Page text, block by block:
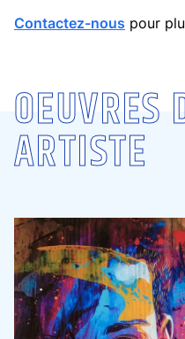
Contactez-nous pour
OEUVRES
ARTISTE